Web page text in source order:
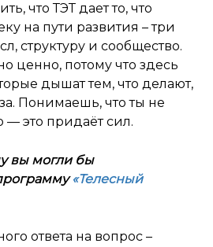
что ТЭТ дает то, что
на пути развития – три
структуру и сообщество.
ценно, потому что здесь
дышат тем, что делают,
Понимаешь, что ты не
— это придаёт сил.
вы могли бы
«Телесный
ответа на вопрос –